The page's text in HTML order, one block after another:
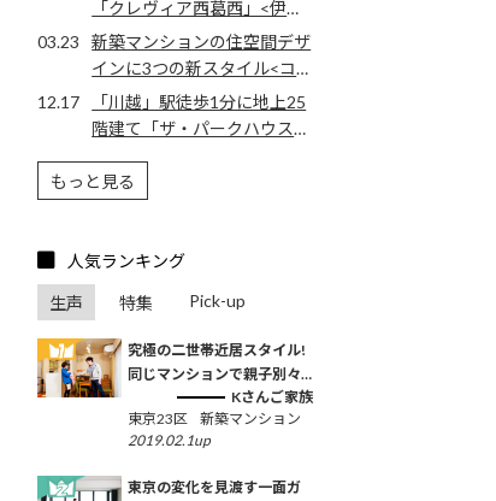
「クレヴィア西葛西」<伊藤
忠都市開発>
03.23
新築マンションの住空間デザ
インに3つの新スタイル<コ
スモスイニシア>
12.17
「川越」駅徒歩1分に地上25
階建て「ザ・パークハウス
テンス・大栄不動産>
もっと見る
人気ランキング
生声 特集 Pick-up
究極の二世帯近居スタイル!
同じマンションで親子別々
の住戸を購入
Kさんご家族
東京23区
新築マンション
2019.02.1up
東京の変化を見渡す一面ガ